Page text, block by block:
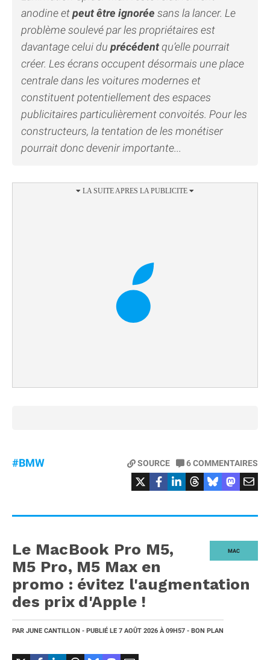
anodine etpeut être ignorée sans la lancer. Le
problème soulevé par les propriétaires est
davantage celui du précédentqu’elle pourrait
créer. Les écrans occupent désormais une place
centrale dans les voitures modernes et
constituent potentiellement des espaces
publicitaires particulièrement convoités. Pour les
constructeurs, la tentation de les monétiser
pourrait donc devenir importante...
#BMW SOURCE 6COMMENTAIRES
MAC
Le MacBook Pro M5,
M5 Pro, M5 Max en
promo : évitez l'augmentation
des prix d'Apple !
PAR JUNE CANTILLON - PUBLIÉ LE 7 AOÛT 2026 À 09H57 - BON PLAN